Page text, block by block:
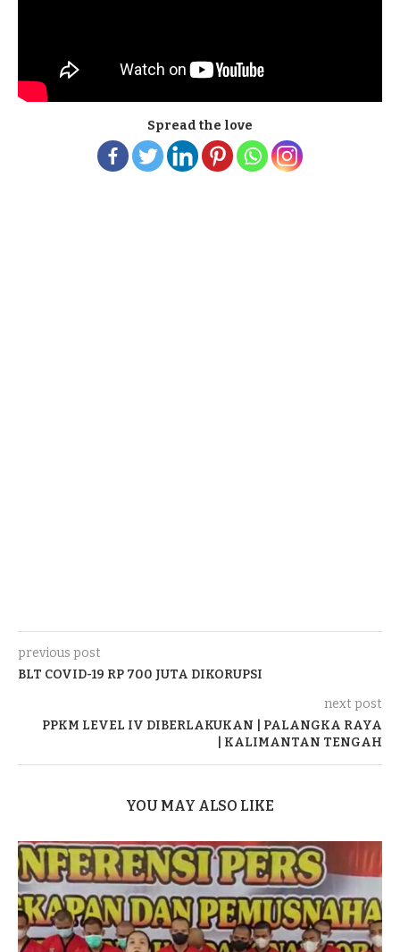
Spread the love
previous post
BLT COVID-19 RP 700 JUTA DIKORUPSI
next post
PPKM LEVEL IV DIBERLAKUKAN | PALANGKA RAYA
| KALIMANTAN TENGAH
YOU MAY ALSO LIKE